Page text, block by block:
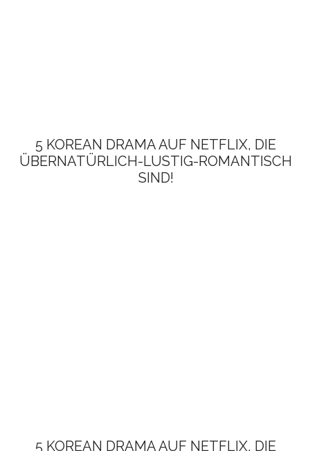
5 KOREAN DRAMA AUF NETFLIX, DIE
ÜBERNATÜRLICH-LUSTIG-ROMANTISCH
SIND!
5 KOREAN DRAMA AUF NETFLIX, DIE